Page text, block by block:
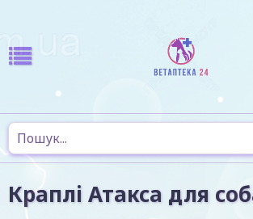
Краплі Атакса для